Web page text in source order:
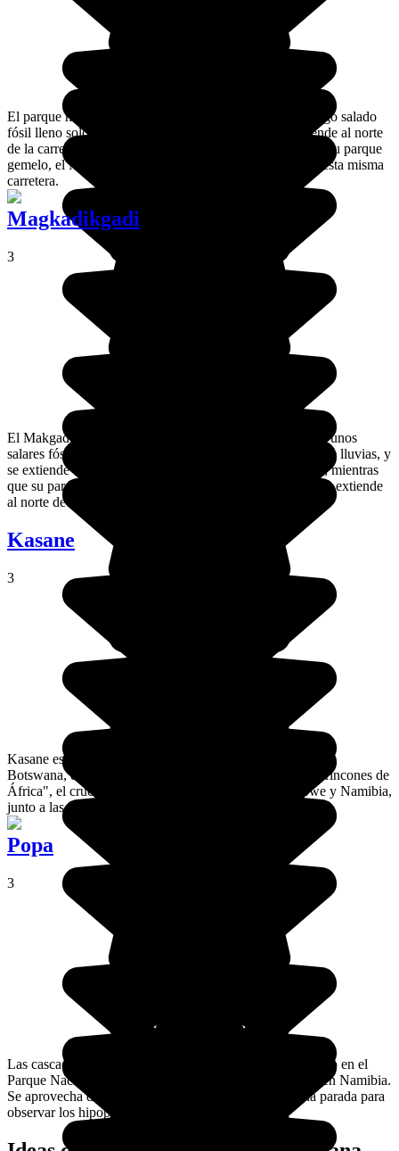
El parque nacional Nxai Pan en un "pan", es decir, un lago salado
fósil lleno solo en la estación de las lluvias, que se extiende al norte
de la carretera que une Nata con Maun, contrariamente a su parque
gemelo, el Makgadikgadi Pan, que se extiende al sur de esta misma
carretera.
Magkadikgadi
3
El Makgadikgadi Pans está formado por "pans", es decir, unos
salares fósiles que solo se inundan durante la temporada de lluvias, y
se extiende al sur de la carretera que une Nata con Maun, mientras
que su parque gemelo, el Parque Nacional de Nxai Pan se extiende
al norte de esta misma carretera.
Kasane
3
Kasane es una ciudad de casi 10.000 habitantes situada en
Botswana, en el norte del país. Está muy cerca de los "4 rincones de
África", el cruce con las fronteras de Zambia, Zimbabwe y Namibia,
junto a las cataratas Victoria.
Popa
3
Las cascadas de Popa están situadas en el río de Okavango en el
Parque Nacional de Bwabwata, por la franja de Caprivi en Namibia.
Se aprovecha de los rápidos, y aquí se puede hacer una parada para
observar los hipopótamos.